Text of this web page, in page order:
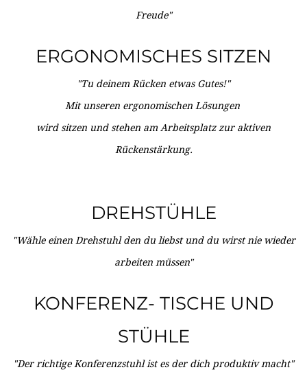
Freude"
ERGONOMISCHES SITZEN
"Tu deinem Rücken etwas Gutes!"
Mit unseren ergonomischen Lösungen
wird sitzen und stehen am Arbeitsplatz zur aktiven
Rückenstärkung.
DREHSTÜHLE
"Wähle einen Drehstuhl den du liebst und du wirst nie wieder
arbeiten müssen"
KONFERENZ- TISCHE UND
STÜHLE
"Der richtige Konferenzstuhl ist es der dich produktiv macht"